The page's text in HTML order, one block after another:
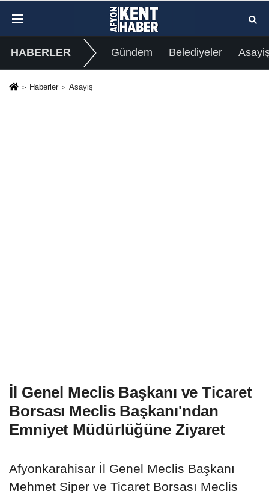
HABERLER Gündem Belediyeler
Haberler Asayiş
İl Genel Meclis Başkanı ve Ticaret
Borsası Meclis Başkanı'ndan
Emniyet Müdürlüğüne Ziyaret
Afyonkarahisar İl Genel Meclis Başkanı
Mehmet Siper ve Ticaret Borsası Meclis